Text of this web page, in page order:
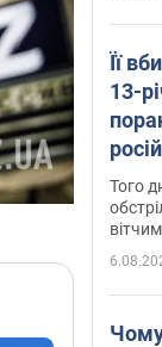
Її
13-
Того